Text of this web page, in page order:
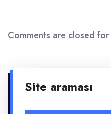
Comments are closed
Site araması